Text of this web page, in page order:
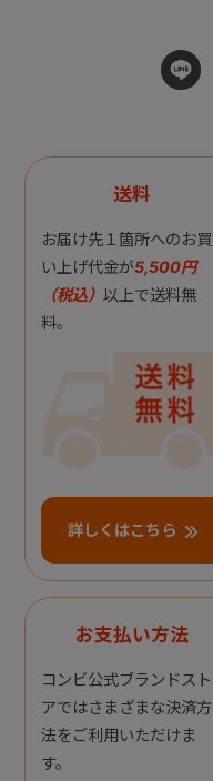
送料
お届け先１箇所へのお買
い上げ代金が5,500円
（税込） 以上で送料無
料。
詳しくはこちら
お支払い方法
コンビ公式ブランドスト
アではさまざまな決済方
法をご利用いただけま
す。